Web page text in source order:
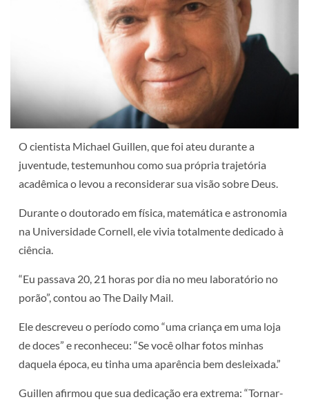
O cientista Michael Guillen, que foi ateu durante a
juventude, testemunhou como sua própria trajetória
acadêmica o levou a reconsiderar sua visão sobre Deus.
Durante o doutorado em física, matemática e astronomia
na Universidade Cornell, ele vivia totalmente dedicado à
ciência.
“Eu passava 20, 21 horas por dia no meu laboratório no
porão”, contou ao The Daily Mail.
Ele descreveu o período como “uma criança em uma loja
de doces” e reconheceu: “Se você olhar fotos minhas
daquela época, eu tinha uma aparência bem desleixada.”
Guillen afirmou que sua dedicação era extrema: “Tornar-